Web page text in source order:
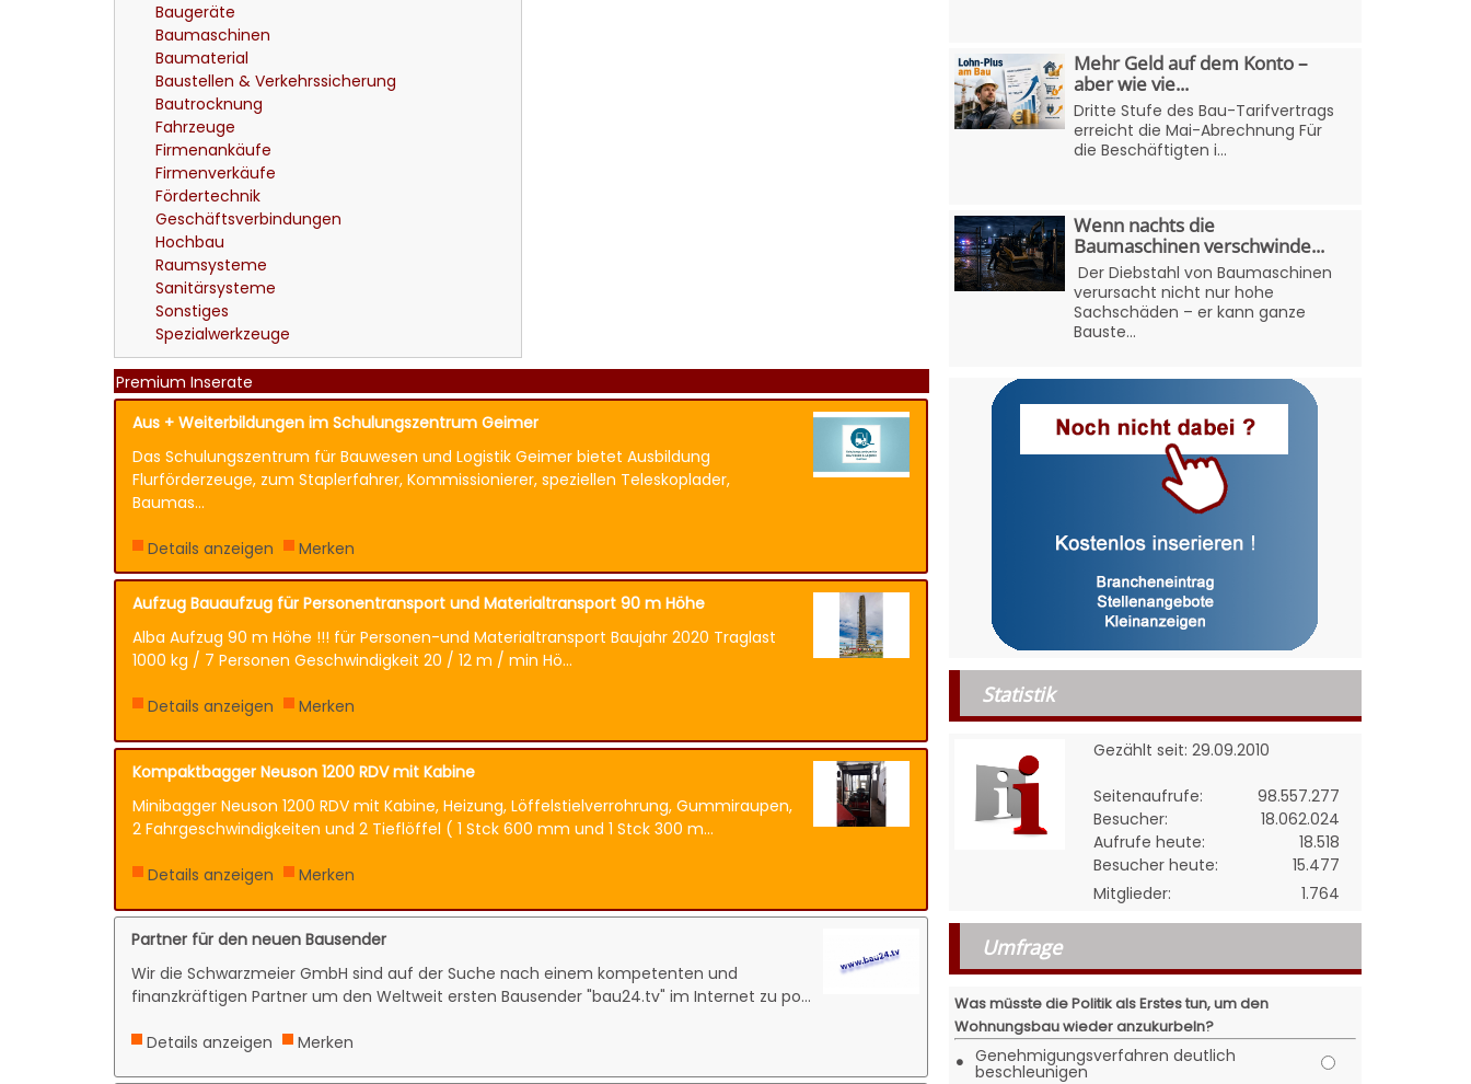
Baugeräte
Baumaschinen
Baumaterial
Baustellen & Verkehrssicherung
Bautrocknung
Fahrzeuge
Firmenankäufe
Firmenverkäufe
Fördertechnik
Geschäftsverbindungen
Hochbau
Raumsysteme
Sanitärsysteme
Sonstiges
Spezialwerkzeuge
Premium Inserate
Aus + Weiterbildungen im Schulungszentrum Geimer
Das Schulungszentrum für Bauwesen und Logistik Geimer bietet Ausbildung
Flurförderzeuge, zum Staplerfahrer, Kommissionierer, speziellen Teleskoplader,
Baumas...
Details anzeigen Merken
Aufzug Bauaufzug für Personentransport und Materialtransport 90 m Höhe
Alba Aufzug 90 m Höhe !!! für Personen-und Materialtransport Baujahr 2020 Traglast
1000 kg / 7 Personen Geschwindigkeit 20 / 12 m / min Hö...
Details anzeigen Merken
Kompaktbagger Neuson 1200 RDV mit Kabine
Minibagger Neuson 1200 RDV mit Kabine, Heizung, Löffelstielverrohrung, Gummiraupen,
2 Fahrgeschwindigkeiten und 2 Tieflöffel ( 1 Stck 600 mm und 1 Stck 300 m...
Details anzeigen Merken
Partner für den neuen Bausender
Wir die Schwarzmeier GmbH sind auf der Suche nach einem kompetenten und
finanzkräftigen Partner um den Weltweit ersten Bausender "bau24.tv" im Internet zu po...
Details anzeigen Merken
Mehr Geld auf dem Konto –
aber wie vie...
Dritte Stufe des Bau-Tarifvertrags
erreicht die Mai-Abrechnung Für
die Beschäftigten i...
Wenn nachts die
Baumaschinen verschwinde...
Der Diebstahl von Baumaschinen
verursacht nicht nur hohe
Sachschäden – er kann ganze
Bauste...
Statistik
Gezählt seit: 29.09.2010
Seitenaufrufe:
98.557.277
Besucher:
18.062.024
Aufrufe heute:
18.518
Besucher heute:
15.477
Mitglieder:
1.764
Umfrage
Was müsste die Politik als Erstes tun, um den
Wohnungsbau wieder anzukurbeln?
• Genehmigungsverfahren deutlich
beschleunigen